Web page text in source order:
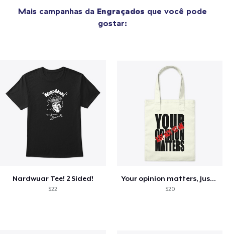
Mais campanhas da Engraçados que você pode
gostar:
Nardwuar Tee! 2 Sided!
$22
Your opinion matters, Just not to me!
$20